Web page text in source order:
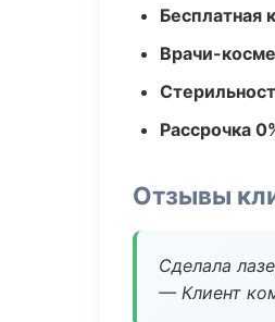
Бесплатная
Врачи-
Рассрочка
Отзывы
Сделала
— Клиент